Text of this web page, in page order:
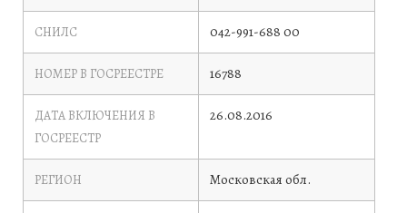
СНИЛС 042-991-688 00
НОМЕР В ГОСРЕЕСТРЕ 16788
ДАТА ВКЛЮЧЕНИЯ В
ГОСРЕЕСТР
26.08.2016
РЕГИОН Московская обл.